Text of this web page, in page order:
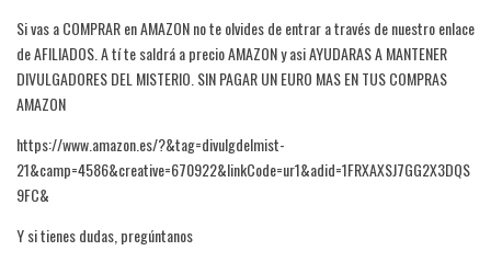
Si vas a COMPRAR en AMAZON no te olvides de entrar a través de nuestro enlace
de AFILIADOS. A tí te saldrá a precio AMAZON y asi AYUDARAS A MANTENER
DIVULGADORES DEL MISTERIO. SIN PAGAR UN EURO MAS EN TUS COMPRAS
AMAZON
https://www.amazon.es/?&tag=divulgdelmist-
21&camp=4586&creative=670922&linkCode=ur1&adid=1FRXAXSJ7GG2X3DQS
9FC&
Y si tienes dudas, pregúntanos